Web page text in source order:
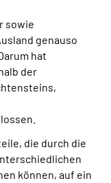
sowie
genauso
hat
der
die durch die
können, auf ein